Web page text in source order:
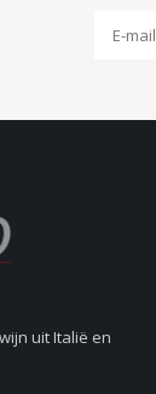
uit Italië en